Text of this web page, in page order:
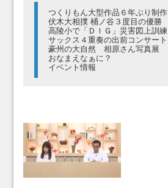
つくりもん大型作品６年ぶり制作
伏木大相撲 桶ノ谷３度目の優勝
高陵小で「ＤＩＧ」災害図上訓練
サックス４重奏の出前コンサート
豪州の大自然 相原さん写真展
おなまえなぁに？
イベント情報